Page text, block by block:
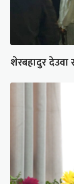
शेरबहादुर